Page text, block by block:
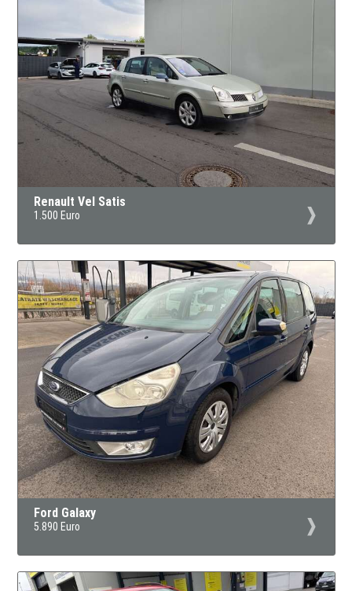
Renault Vel Satis
1.500 Euro
Ford Galaxy
5.890 Euro